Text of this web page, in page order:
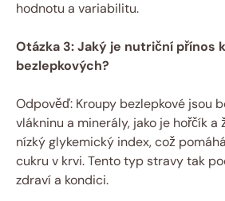
hodnotu a variabilitu.
Otázka 3: Jaký je nutriční přínos
bezlepkových?
Odpověď: Kroupy bezlepkové jsou
vlákninu a minerály, jako je hořčík a
nízký glykemický index, což
cukru v krvi. Tento typ stravy tak
zdraví a kondici.